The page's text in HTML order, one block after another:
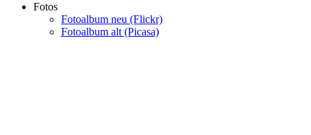
Fotos
Fotoalbum neu (Flickr)
Fotoalbum alt (Picasa)